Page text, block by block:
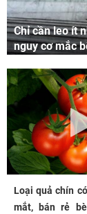
Chỉ cần leo ít
nguy cơ mắc
Loại quả chín
mắt, bán rẻ